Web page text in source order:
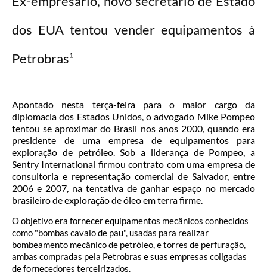
dos EUA tentou vender equipamentos à
Petrobras¹
Apontado nesta terça-feira para o maior cargo da
diplomacia dos Estados Unidos, o advogado Mike Pompeo
tentou se aproximar do Brasil nos anos 2000, quando era
presidente de uma empresa de equipamentos para
exploração de petróleo. Sob a liderança de Pompeo, a
Sentry International firmou contrato com uma empresa de
consultoria e representação comercial de Salvador, entre
2006 e 2007, na tentativa de ganhar espaço no mercado
brasileiro de exploração de óleo em terra firme.
O objetivo era fornecer equipamentos mecânicos conhecidos
como "bombas cavalo de pau", usadas para realizar
bombeamento mecânico de petróleo, e torres de perfuração,
ambas compradas pela Petrobras e suas empresas coligadas
de fornecedores terceirizados.